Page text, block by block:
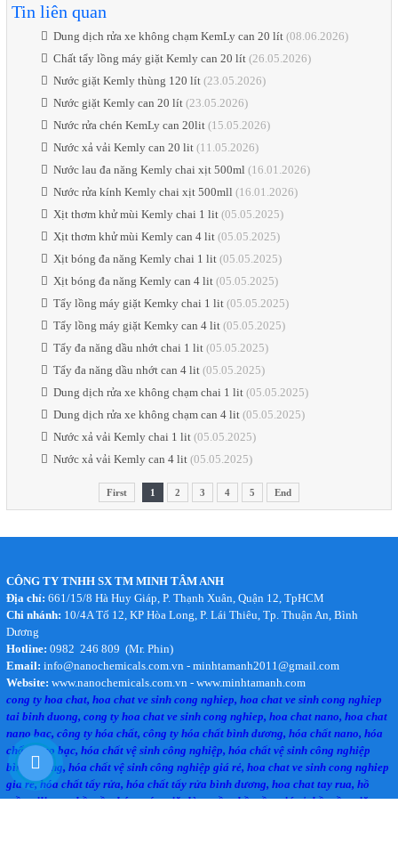
Tin liên quan
Dung dịch rửa xe không chạm KemLy can 20 lít(08.06.2026)
Chất tẩy lồng máy giặt Kemly can 20 lít(26.05.2026)
Nước giặt Kemly thùng 120 lít(23.05.2026)
Nước giặt Kemly can 20 lít(23.05.2026)
Nước rửa chén KemLy can 20lit(15.05.2026)
Nước xả vải Kemly can 20 lit(11.05.2026)
Nước lau đa năng Kemly chai xịt 500ml (16.01.2026)
Nước rửa kính Kemly chai xịt 500mll (16.01.2026)
Xịt thơm khử mùi Kemly chai 1 lit(05.05.2025)
Xịt thơm khử mùi Kemly can 4 lit(05.05.2025)
Xịt bóng đa năng Kemly chai 1 lit(05.05.2025)
Xịt bóng đa năng Kemly can 4 lit(05.05.2025)
Tẩy lồng máy giặt Kemky chai 1 lit(05.05.2025)
Tẩy lồng máy giặt Kemky can 4 lit(05.05.2025)
Tẩy đa năng dầu nhớt chai 1 lit(05.05.2025)
Tẩy đa năng dầu nhớt can 4 lit(05.05.2025)
Dung dịch rửa xe không chạm chai 1 lit(05.05.2025)
Dung dịch rửa xe không chạm can 4 lit(05.05.2025)
Nước xả vải Kemly chai 1 lit(05.05.2025)
Nước xả vải Kemly can 4 lit(05.05.2025)
First 1 2 3 4 5 End
CÔNG TY TNHH SX TM MINH TÂM ANH
Địa chỉ: 661/15/8 Hà Huy Giáp, P. Thạnh Xuân, Quận 12, TpHCM
Chi nhánh: 10/4A Tổ 12, KP Hòa Long, P. Lái Thiêu, Tp. Thuận An, Bình
Dương
Hotline: 0982 246 809 (Mr. Phin)
Email: info@nanochemicals.com.vn - minhtamanh2011@gmail.com
Website: www.nanochemicals.com.vn - www.minhtamanh.com
cong ty hoa chat, hoa chat ve sinh cong nghiep, hoa chat ve sinh cong nghiep
tai binh duong, cong ty hoa chat ve sinh cong nghiep, hoa chat nano, hoa chat
nano bac, công ty hóa chất, công ty hóa chất bình dương, hóa chất nano, hóa
chất nano bạc, hóa chất vệ sinh công nghiệp, hóa chất vệ sinh công nghiệp
bình dương, hóa chất vệ sinh công nghiệp giá rẻ, hoa chat ve sinh cong nghiep
gia re, hóa chất tẩy rửa, hóa chất tẩy rửa bình dương, hoa chat tay rua, hồ
mềm silicone, hồ mềm hút nước, giặt làm mềm, hồ mềm giá rẻ, hồ mềm giặt